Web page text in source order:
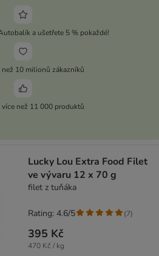
a ušetřete 5 % pokaždé!
než 10 milionů zákazníků
více než 11 000 produktů
Lucky Lou Extra Food Filet
ve vývaru 12 x 70 g
filet z tuňáka
395 Kč
470 Kč / kg
Rating: 4.6/5 (7)